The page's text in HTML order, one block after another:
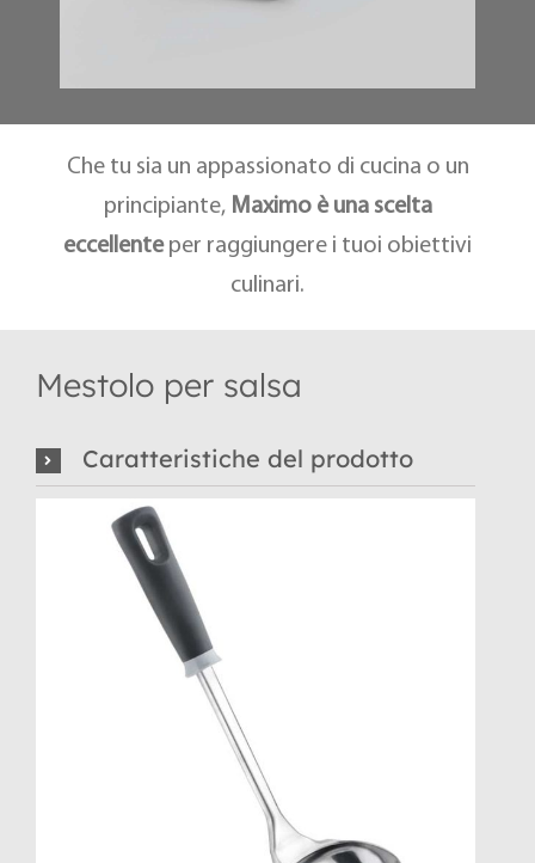
Che tu sia un appassionato di cucina o un
principiante, Maximo è una scelta
eccellenteper raggiungere i tuoi obiettivi
culinari.
Mestolo per salsa
Caratteristiche del prodotto